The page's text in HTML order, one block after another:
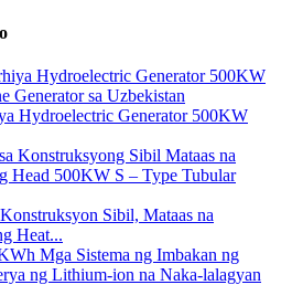
Hydroelectric Generator 500KW
Sibil, Mataas na
Heat...